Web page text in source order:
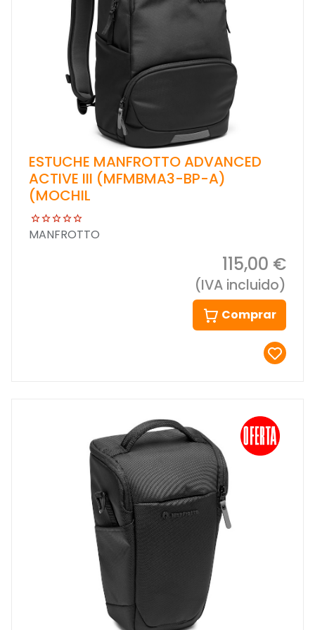
ESTUCHE MANFROTTO ADVANCED
ACTIVE III (MFMBMA3-BP-A)
(MOCHIL
MANFROTTO
115,00 €
(IVA incluido)
Comprar